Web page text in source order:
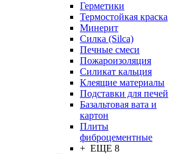
Герметики
Термостойкая краска
Минерит
Силка (Silca)
Печные смеси
Пожароизоляция
Силикат кальция
Клеящие материалы
Подставки для печей
Базальтовая вата и
картон
Плиты
фиброцементные
+ ЕЩЕ 8